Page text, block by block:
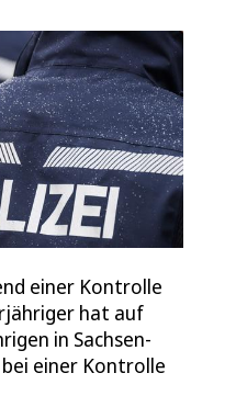
einer Kontrolle
hat auf
in Sachsen-
einer Kontrolle